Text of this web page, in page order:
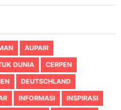
AUPAIR
DUNIA
CERPEN
DEUTSCHLAND
INFORMASI
INSPIRASI